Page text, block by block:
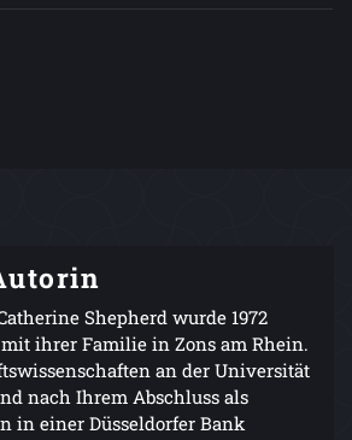
Shepherd wurde 1972
ihrer Familie in Zons am Rhein.
an der Universität
nach Ihrem Abschluss als
in einer Düsseldorfer Bank